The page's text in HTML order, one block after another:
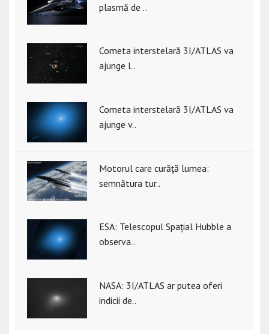
plasmă de ..
Cometa interstelară 3I/ATLAS va
ajunge l..
Cometa interstelară 3I/ATLAS va
ajunge v..
Motorul care curăță lumea:
semnătura tur..
ESA: Telescopul Spațial Hubble a
observa..
NASA: 3I/ATLAS ar putea oferi
indicii de..